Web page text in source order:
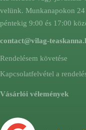
velünk. Munkanapokon
péntekig 9:00 és 17:00
contact@vilag-
Rendelésem követése
Kapcsolatfelvétel a
Vásárlói vélemények